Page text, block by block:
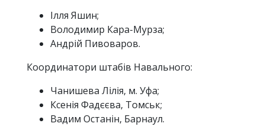
Ілля Яшин;
Володимир Кара-Мурза;
Андрій Пивоваров.
Координатори штабів Навального:
Чанишева Лілія, м. Уфа;
Ксенія Фадєєва, Томськ;
Вадим Останін, Барнаул.